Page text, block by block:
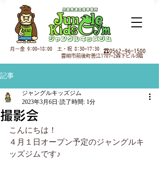
☎0562-96-1500
月 ～金 9:00-18:00 土・祝 8:30-17:30
豊明市前後町善江1707-2森下ビル3階
記事
撮影会
ジャングルキッズジム
2023年3月6日 読了時間: 1分
こんにちは！
４月１日オープン予定のジャングルキ
ッズジムです♪